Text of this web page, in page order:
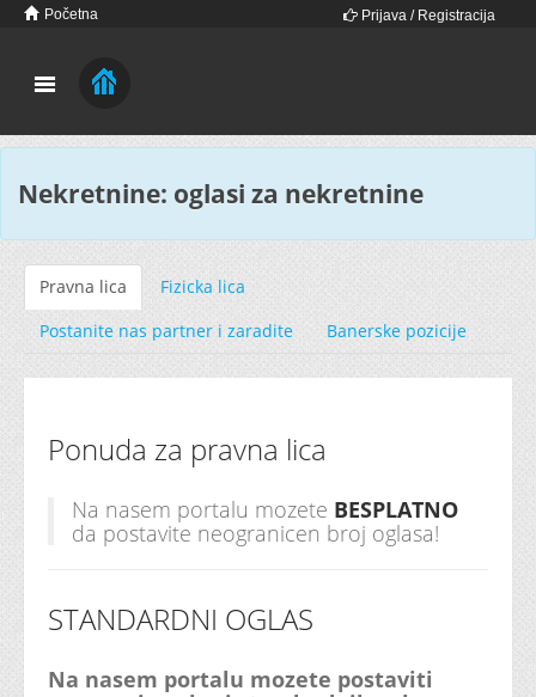
Početna Prijava / Registracija
Nekretnine: oglasi za nekretnine
Pravna lica
Fizicka lica
Postanite nas partner i zaradite
Banerske pozicije
Ponuda za pravna lica
Na nasem portalu mozete BESPLATNO
da postavite neogranicen broj oglasa!
STANDARDNI OGLAS
Na nasem portalu mozete postaviti